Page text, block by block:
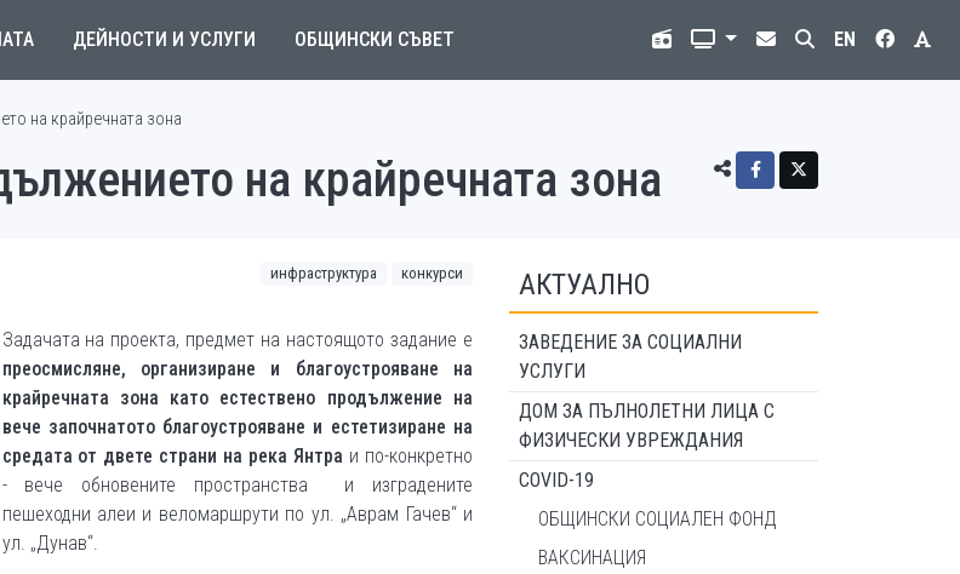
ДЕЙНОСТИ И УСЛУГИ ОБЩИНСКИ СЪВЕТ EN
на крайречната зона
на крайречната зона
инфраструктура конкурси
Задачата на проекта, предмет на настоящото задание е
преосмисляне, организиране и благоустрояване на
крайречната зона като естествено продължение на
вече започнатото благоустрояване и естетизиране на
средата от двете страни на река Янтра и по-конкретно
- вече обновените пространства и изградените
пешеходни алеи и веломаршрути по ул. „Аврам Гачев“ и
ул. „Дунав“.
АКТУАЛНО
ЗАВЕДЕНИЕ ЗА СОЦИАЛНИ
УСЛУГИ
ДОМ ЗА ПЪЛНОЛЕТНИ ЛИЦА С
ФИЗИЧЕСКИ УВРЕЖДАНИЯ
COVID-19
ОБЩИНСКИ СОЦИАЛЕН ФОНД
ВАКСИНАЦИЯ